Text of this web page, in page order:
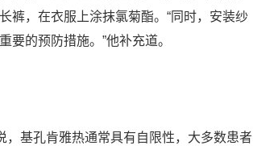
裤，在衣服上涂抹氯菊酯。“同时，安装纱
要的预防措施。”他补充道。
，基孔肯雅热通常具有自限性，大多数患者